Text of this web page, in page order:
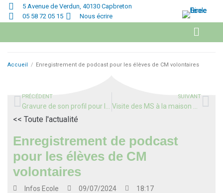
5 Avenue de Verdun, 40130 Capbreton
05 58 72 05 15
Nous écrire
Accueil / Enregistrement de podcast pour les élèves de CM volontaires
PRÉCÉDENT SUIVANT
<< Toute l'actualité
Enregistrement de podcast
pour les élèves de CM
volontaires
Infos Ecole 09/07/2024 18:17